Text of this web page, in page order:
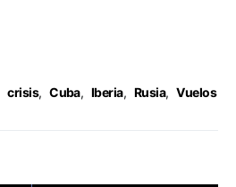
crisis, Cuba, Iberia, Rusia, Vuelos